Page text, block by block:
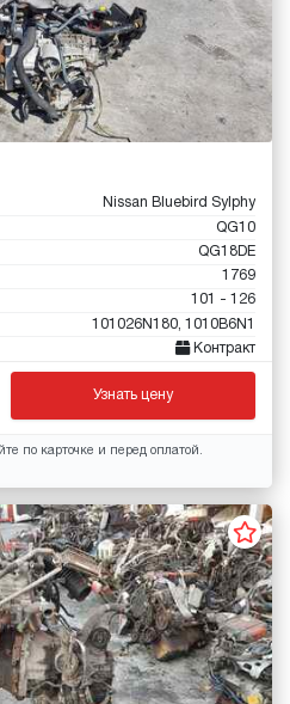
Nissan Bluebird Sylphy
QG10
QG18DE
1769
101 - 126
101026N180, 1010B6N1
Контракт
Узнать цену
по карточке и перед оплатой.